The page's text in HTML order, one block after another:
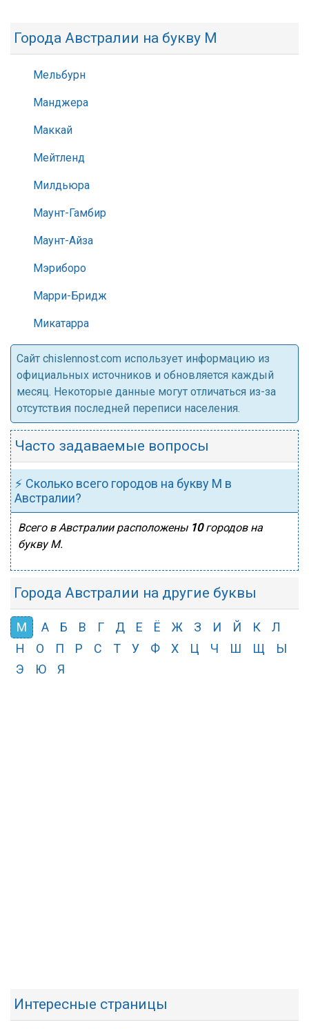
Города Австралии на букву М
Мельбурн
Манджера
Маккай
Мейтленд
Милдьюра
Маунт-Гамбир
Маунт-Айза
Мэриборо
Марри-Бридж
Микатарра
Cайт chislennost.com использует информацию из
официальных источников и обновляется каждый
месяц. Некоторые данные могут отличаться из-за
отсутствия последней переписи населения.
Часто задаваемые вопросы
⚡ Сколько всего городов на букву М в
Австралии?
Всего в Австралии расположены 10городов на
букву М.
Города Австралии на другие буквы
М А Б В Г Д Е Ё Ж З И Й К
Л
Н
О П Р С Т У Ф Х Ц Ч Ш Щ
Ы
Э
Ю Я
Интересные страницы